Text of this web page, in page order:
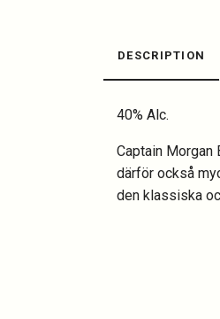
DESCRIPTION
40% Alc.
Captain Morgan
därför också
den klassiska